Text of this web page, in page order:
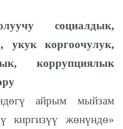
социалдык,
укук коргоочулук,
коррупциялык
айрым мыйзам
киргизүү жөнүндө»